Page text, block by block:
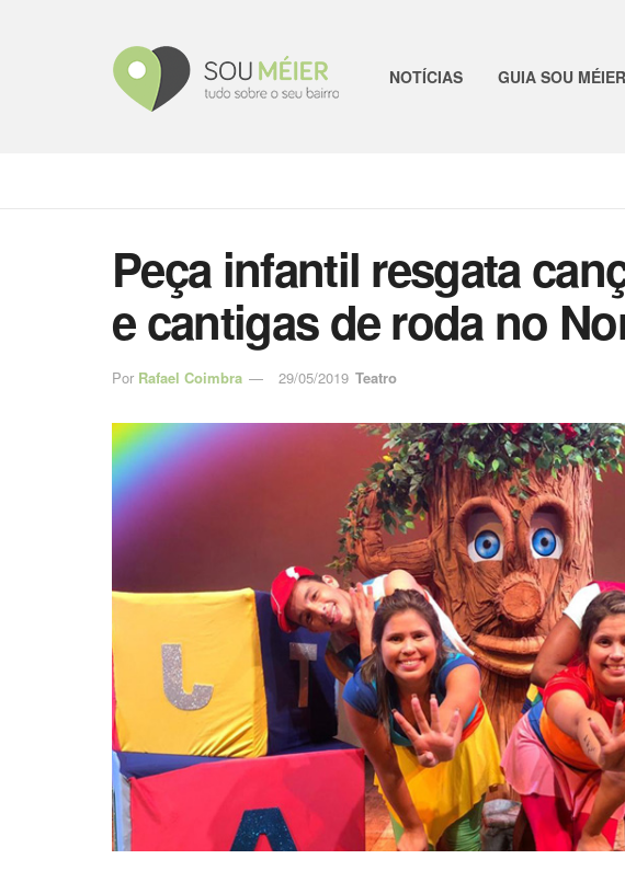
NOTÍCIAS GUIA SOU MÉIER
Peça infantil resgata
e cantigas de roda no
Por Rafael Coimbra 29/05/2019 Teatro